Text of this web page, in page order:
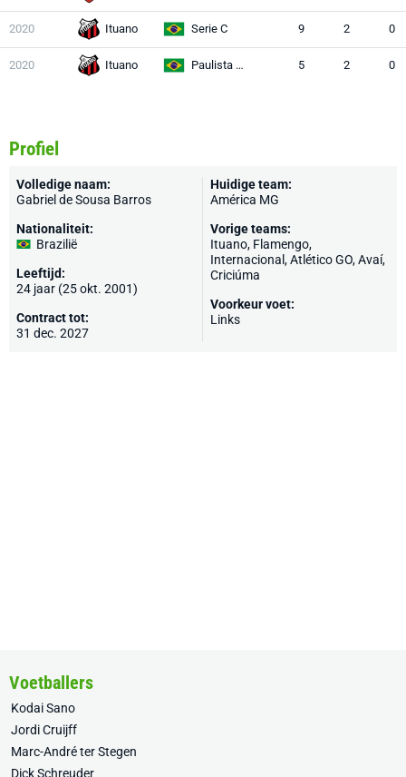
2020 Ituano Serie C 9 2 0
2020 Ituano Paulista A1 5 2 0
Profiel
Volledige naam:
Gabriel de Sousa Barros
Nationaliteit:
Brazilië
Leeftijd:
24 jaar (25 okt. 2001)
Contract tot:
31 dec. 2027
Huidige team:
América MG
Vorige teams:
Ituano, Flamengo,
Internacional , Atlético GO, Avaí,
Criciúma
Voorkeur voet:
Links
Voetballers
Kodai Sano
Jordi Cruijff
Marc-André ter Stegen
Dick Schreuder